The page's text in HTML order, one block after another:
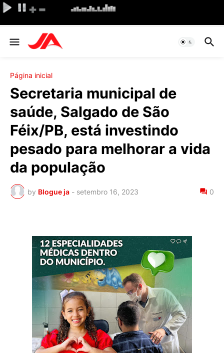
Página inicial
Secretaria municipal de
saúde, Salgado de São
Féix/PB, está investindo
pesado para melhorar a vida
da população
by Blogue ja - setembro 16, 2023 0